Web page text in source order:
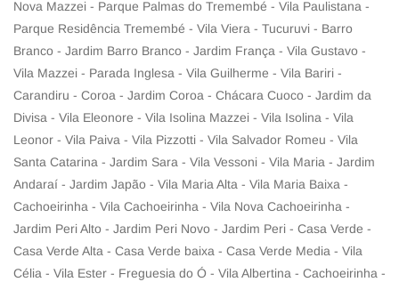
Nova Mazzei - Parque Palmas do Tremembé - Vila Paulistana -
Parque Residência Tremembé - Vila Viera - Tucuruvi - Barro
Branco - Jardim Barro Branco - Jardim França - Vila Gustavo -
Vila Mazzei - Parada Inglesa - Vila Guilherme - Vila Bariri -
Carandiru - Coroa - Jardim Coroa - Chácara Cuoco - Jardim da
Divisa - Vila Eleonore - Vila Isolina Mazzei - Vila Isolina - Vila
Leonor - Vila Paiva - Vila Pizzotti - Vila Salvador Romeu - Vila
Santa Catarina - Jardim Sara - Vila Vessoni - Vila Maria - Jardim
Andaraí - Jardim Japão - Vila Maria Alta - Vila Maria Baixa -
Cachoeirinha - Vila Cachoeirinha - Vila Nova Cachoeirinha -
Jardim Peri Alto - Jardim Peri Novo - Jardim Peri - Casa Verde -
Casa Verde Alta - Casa Verde baixa - Casa Verde Media - Vila
Célia - Vila Ester - Freguesia do Ó - Vila Albertina - Cachoeirinha -